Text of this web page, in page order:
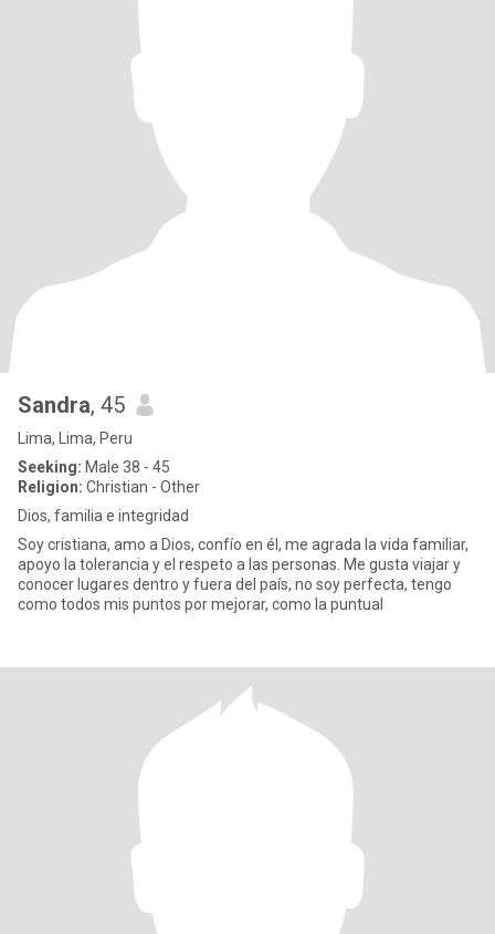
Sandra, 45
Lima, Lima, Peru
Seeking: Male 38 - 45
Religion: Christian - Other
Dios, familia e integridad
Soy cristiana, amo a Dios, confío en él, me agrada la vida familiar,
apoyo la tolerancia y el respeto a las personas. Me gusta viajar y
conocer lugares dentro y fuera del país, no soy perfecta, tengo
como todos mis puntos por mejorar, como la puntual